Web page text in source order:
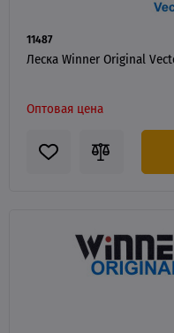
11487
Леска Winner Original
Оптовая цена